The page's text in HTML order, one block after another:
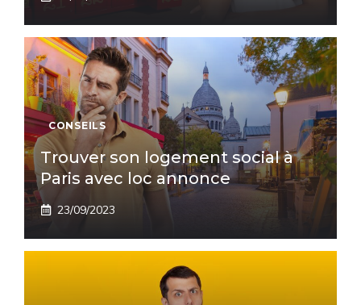
CONSEILS
Trouver son logement social à
Paris avec loc annonce
23/09/2023